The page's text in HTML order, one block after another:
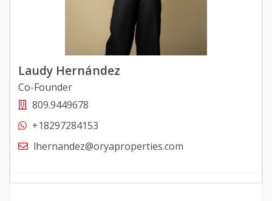
Laudy Hernández
Co-Founder
809.9449678
+18297284153
lhernandez@oryaproperties.com